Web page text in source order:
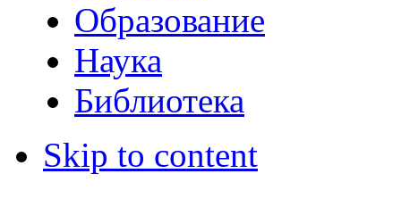
Образование
Наука
Библиотека
Skip to content